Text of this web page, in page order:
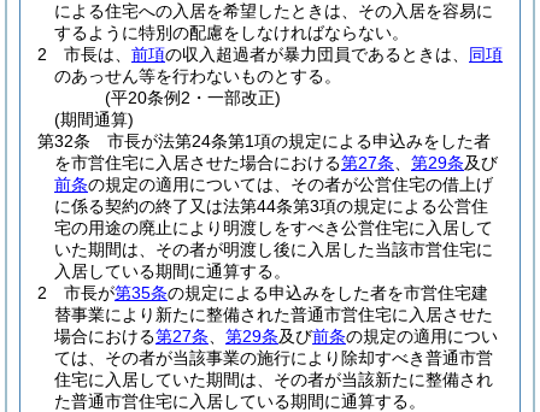
による住宅への入居を希望したときは、その入居を容易に
するように特別の配慮をしなければならない。
2
市長は、 前項の収入超過者が暴力団員であるときは、 同項
のあっせん等を行わないものとする。
(平20条例2・一部改正)
(期間通算)
第32条
市長が法第24条第1項の規定による申込みをした者
を市営住宅に入居させた場合における第27条 第29条及び
前条の規定の適用については、その者が公営住宅の借上げ
に係る契約の終了又は法第44条第3項の規定による公営住
宅の用途の廃止により明渡しをすべき公営住宅に入居して
いた期間は、その者が明渡し後に入居した当該市営住宅に
入居している期間に通算する。
2
市長が第35条の規定による申込みをした者を市営住宅建
替事業により新たに整備された普通市営住宅に入居させた
場合における第27条 第29条及び前条の規定の適用につい
ては、その者が当該事業の施行により除却すべき普通市営
住宅に入居していた期間は、その者が当該新たに整備され
た普通市営住宅に入居している期間に通算する。